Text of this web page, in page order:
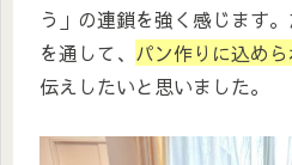
う」の連鎖を強く感じます
を通して、 パン作りに込め
伝えしたいと思いました。